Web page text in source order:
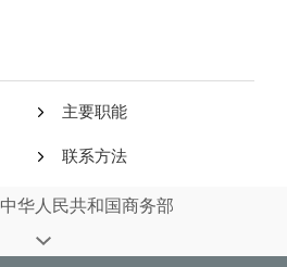
主要职能
联系方法
华人民共和国商务部